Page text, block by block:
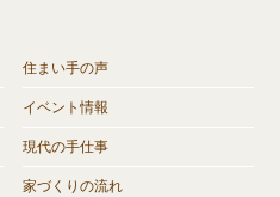
住まい手の声
イベント情報
現代の手仕事
家づくりの流れ